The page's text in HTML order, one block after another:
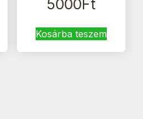
5000Ft
Kosárba teszem